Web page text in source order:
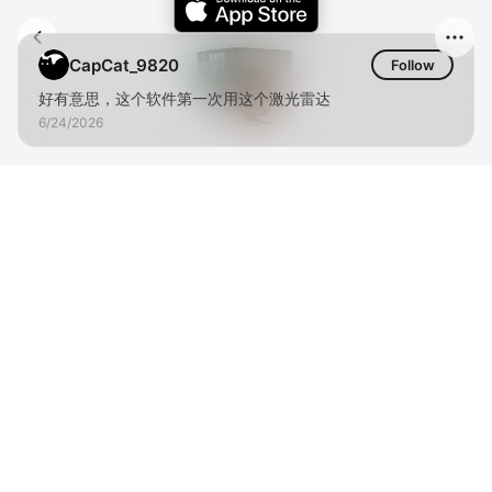
CapCat_9820 Follow
好有意思，这个软件第一次用这个激光雷达
6/24/2026